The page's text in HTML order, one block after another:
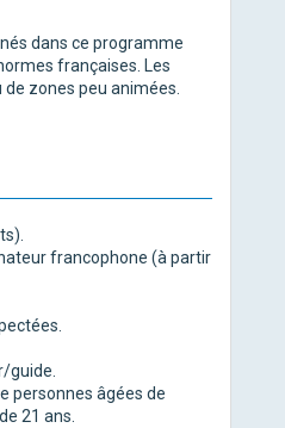
dans ce programme
françaises. Les
zones peu animées.
francophone (à partir
guide.
personnes âgées de
21 ans.